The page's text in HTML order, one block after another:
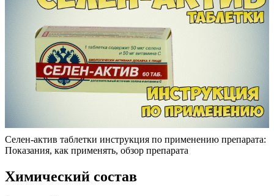
Селен-актив таблетки инструкция по применению препарата:
Показания, как применять, обзор препарата
Химический состав